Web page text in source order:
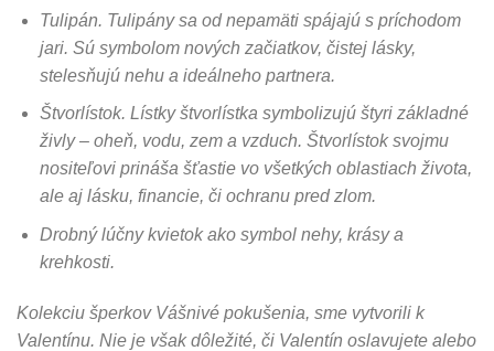
Tulipán. Tulipány sa od nepamäti spájajú s príchodom
jari. Sú symbolom nových začiatkov, čistej lásky,
stelesňujú nehu a ideálneho partnera.
Štvorlístok. Lístky štvorlístka symbolizujú štyri základné
živly – oheň, vodu, zem a vzduch. Štvorlístok svojmu
nositeľovi prináša šťastie vo všetkých oblastiach života,
ale aj lásku, financie, či ochranu pred zlom.
Drobný lúčny kvietok ako symbol nehy, krásy a
krehkosti.
Kolekciu šperkov Vášnivé pokušenia, sme vytvorili k
Valentínu. Nie je však dôležité, či Valentín oslavujete alebo